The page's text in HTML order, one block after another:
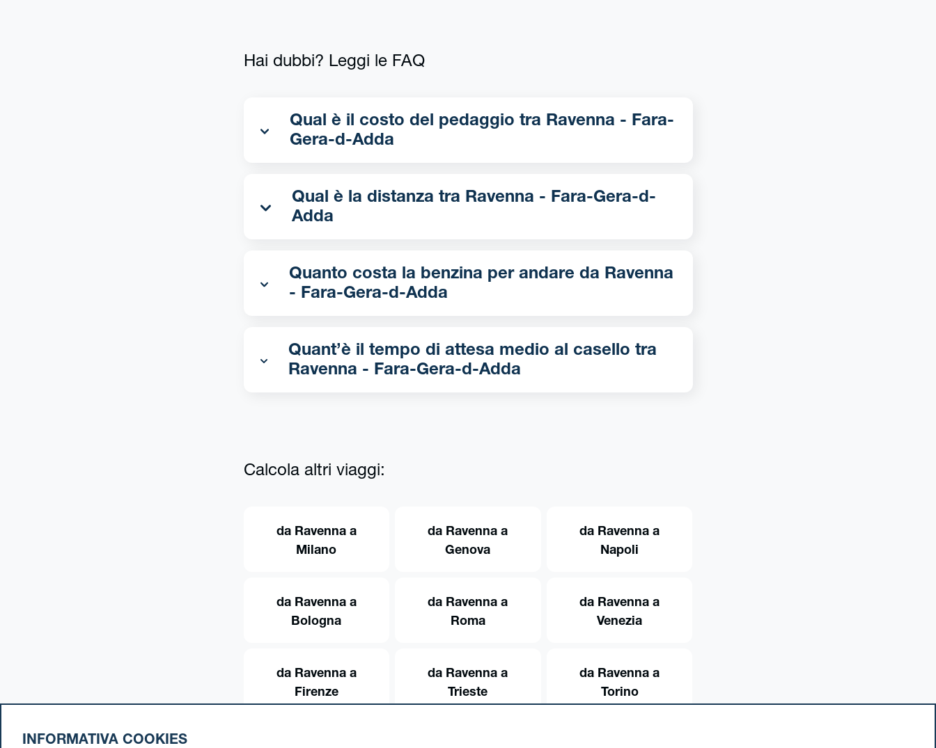
Hai dubbi? Leggi le FAQ
Qual è il costo del pedaggio tra Ravenna - Fara-
Gera-d-Adda
Qual è la distanza tra Ravenna - Fara-Gera-d-
Adda
Quanto costa la benzina per andare da Ravenna
- Fara-Gera-d-Adda
Quant’è il tempo di attesa medio al casello tra
Ravenna - Fara-Gera-d-Adda
Calcola altri viaggi:
da Ravenna a
Milano
da Ravenna a
Genova
da Ravenna a
Napoli
da Ravenna a
Bologna
da Ravenna a
Roma
da Ravenna a
Venezia
da Ravenna a
Firenze
da Ravenna a
Trieste
da Ravenna a
Torino
INFORMATIVA COOKIES